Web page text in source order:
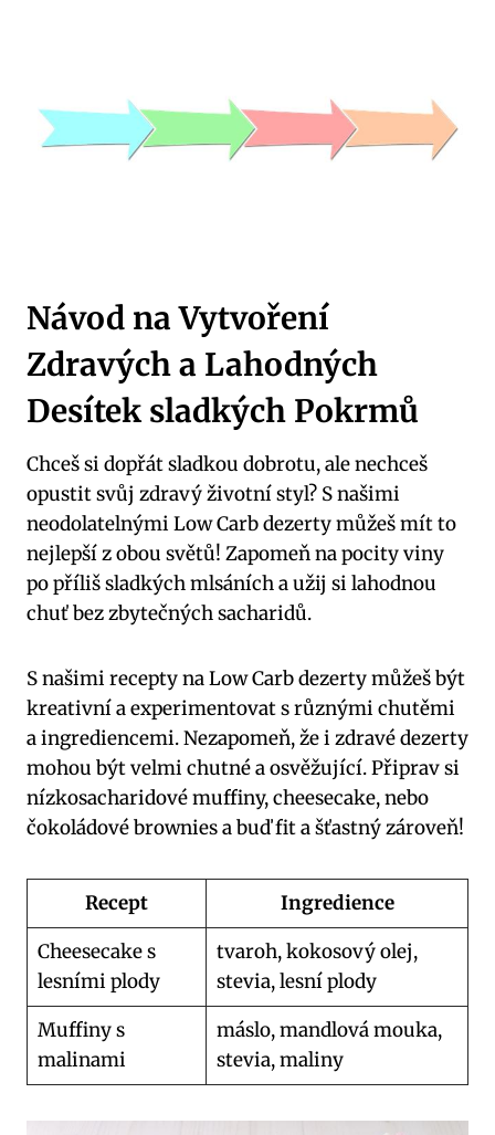
Návod na Vytvoření
Zdravých a Lahodných
Desítek sladkých Pokrmů
Chceš si dopřát sladkou dobrotu, ale nechceš
opustit svůj zdravý životní styl? S našimi
neodolatelnými Low Carb dezerty můžeš mít to
nejlepší z obou světů! Zapomeň na pocity viny
po příliš sladkých mlsáních a užij si lahodnou
chuť bez zbytečných sacharidů.
S našimi recepty na Low Carb dezerty můžeš být
kreativní a experimentovat s různými chutěmi
a ingrediencemi. Nezapomeň, že i zdravé dezerty
mohou být velmi chutné a osvěžující. Připrav si
nízkosacharidové muffiny, cheesecake, nebo
čokoládové brownies a buď fit a šťastný zároveň!
Recept
Ingredience
Cheesecake s
lesními plody
tvaroh, kokosový olej,
stevia, lesní plody
Muffiny s
malinami
máslo, mandlová mouka,
stevia, maliny